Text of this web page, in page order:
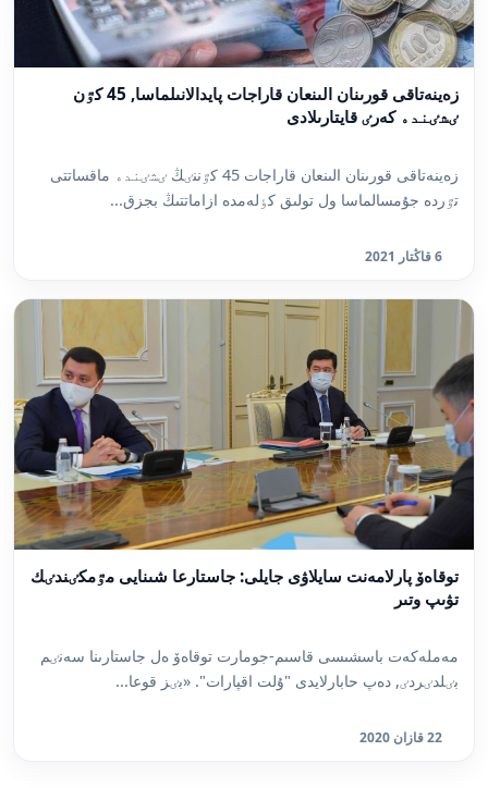
زەينەتاقى قورىنان الىنعان قاراجات پايدالانىلماسا, 45 كٷن
ٸشٸندە كەرٸ قايتارىلادى
زەينەتاقى قورىنان الىنعان قاراجات 45 كٷننٸڭ ٸشٸندە ماقساتتى
تٷردە جۇمسالماسا ول تولىق كٶلەمدە ازاماتتىڭ بجزق...
6 قاڭتار 2021
توقاەۆ پارلامەنت سايلاۋى جايلى: جاستارعا شىنايى مٷمكٸندٸك
تۋىپ وتىر
مەملەكەت باسشىسى قاسىم-جومارت توقاەۆ ەل جاستارىنا سەنٸم
بٸلدٸردٸ, دەپ حابارلايدى "ۇلت اقپارات". «بٸز قوعا...
22 قازان 2020